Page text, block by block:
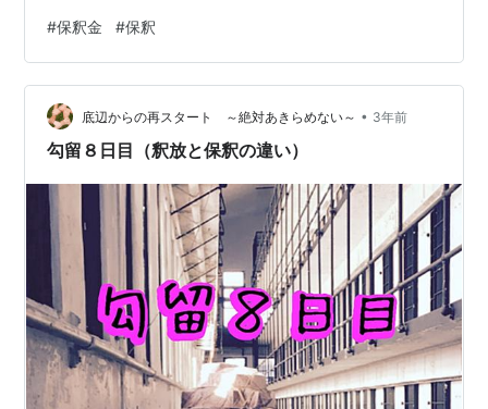
族、兄弟姉妹などは、保釈を請求できます。 保釈の請求
があったときは、原則として、保釈を認めなければなり
ません。 ただし、次の場合は、認められません。 死刑、
無期、もしくは１年以上の懲役・禁固にあたる罪を犯し
たとされる場合 被告人が、死刑、無期、もしくは１０年
#保釈金 #保釈
底辺からの再スタート ～絶対あきらめない～ • 3年前
勾留８日目（釈放と保釈の違い）